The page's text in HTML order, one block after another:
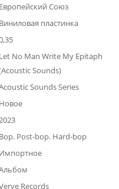
Европейский Союз
Виниловая пластинка
Let No Man Write My Epitaph
Sounds)
Sounds Series
Новое
Bop. Post-bop. Hard-bop
Импортное
Records